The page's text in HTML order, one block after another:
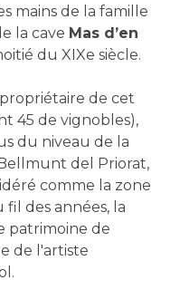
mains de la famille
la cave Mas d’en
du XIXe siècle.
de cet
45 de vignobles),
du niveau de la
del Priorat,
comme la zone
fil des années, la
patrimoine de
de l'artiste